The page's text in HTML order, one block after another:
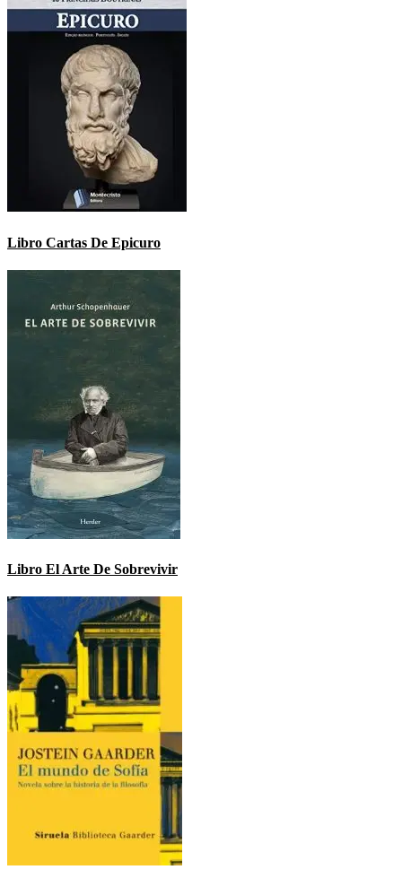
Libro Cartas De Epicuro
Libro El Arte De Sobrevivir